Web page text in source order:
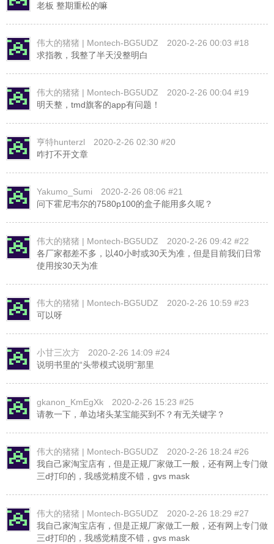
老板 整期重松的嘛
伟大的猪猪 | Montech-BG5UDZ
2020-2-26 00:03 #18
求指教，我整了半天没整明白
伟大的猪猪 | Montech-BG5UDZ
2020-2-26 00:04 #19
明天整，tmd旗客的app有问题！
亨特hunterzl
2020-2-26 02:30 #20
咋打不开文章
Yakumo_Sumi
2020-2-26 08:06 #21
问下霍尼韦尔的7580p100的盒子能用多久呢？
伟大的猪猪 | Montech-BG5UDZ
2020-2-26 09:42 #22
各厂家都差不多，以40小时或30天为准，但是目前我们日常
使用按30天为准
伟大的猪猪 | Montech-BG5UDZ
2020-2-26 10:59 #23
可以呀
小甘三次方
2020-2-26 14:09 #24
说明书里的“头带模式说明”那里
gkanon_KmEgXk
2020-2-26 15:23 #25
请教一下，单边堵头某宝能买到不？有无关键字？
伟大的猪猪 | Montech-BG5UDZ
2020-2-26 18:24 #26
我自己家淘宝店有，但是正规厂家做工一般，还有网上专门做
三d打印的，我感觉精度不错，gvs mask
伟大的猪猪 | Montech-BG5UDZ
2020-2-26 18:29 #27
我自己家淘宝店有，但是正规厂家做工一般，还有网上专门做
三d打印的，我感觉精度不错，gvs mask